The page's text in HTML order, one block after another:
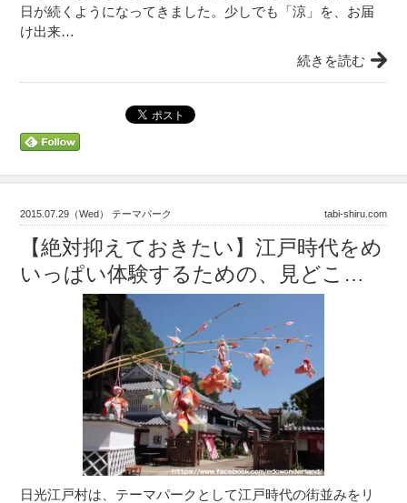
日が続くようになってきました。少しでも「涼」を、お届
け出来…
続きを読む
2015.07.29（Wed） テーマパーク tabi-shiru.com
【絶対抑えておきたい】江戸時代をめ
いっぱい体験するための、見どこ…
日光江戸村は、テーマパークとして江戸時代の街並みをリ